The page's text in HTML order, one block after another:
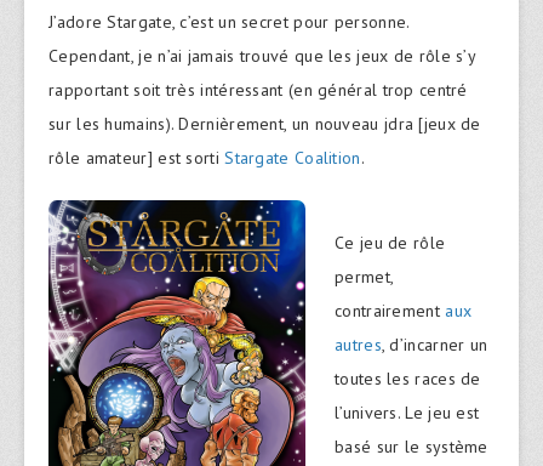
J’adore Stargate, c’est un secret pour personne.
Cependant, je n’ai jamais trouvé que les jeux de rôle s’y
rapportant soit très intéressant (en général trop centré
sur les humains). Dernièrement, un nouveau jdra [jeux de
rôle amateur] est sortiStargate Coalition.
Ce jeu de rôle
permet,
contrairement aux
autres , d’incarner un
toutes les races de
l’univers. Le jeu est
basé sur le système